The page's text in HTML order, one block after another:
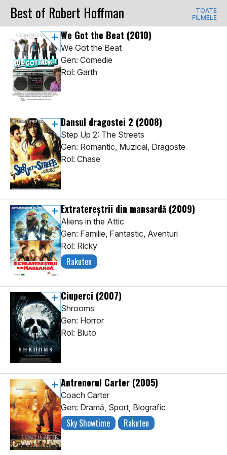
Best of Robert Hoffman
TOATE
FILMELE
We Got the Beat (2010)
We Got the Beat
Gen: Comedie
Rol: Garth
Dansul dragostei 2 (2008)
Step Up 2: The Streets
Gen: Romantic, Muzical, Dragoste
Rol: Chase
Extratereștrii din mansardă (2009)
Aliens in the Attic
Gen: Familie, Fantastic, Aventuri
Rol: Ricky
Rakuten
Ciuperci (2007)
Shrooms
Gen: Horror
Rol: Bluto
Antrenorul Carter (2005)
Coach Carter
Gen: Dramă, Sport, Biografic
Sky Showtime Rakuten